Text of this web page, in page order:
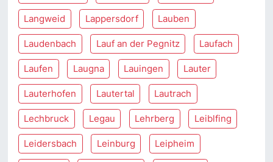
Langweid Lappersdorf Lauben
Laudenbach Lauf an der Pegnitz Laufach
Laufen Laugna Lauingen Lauter
Lauterhofen Lautertal Lautrach
Lechbruck Legau Lehrberg Leiblfing
Leidersbach Leinburg Leipheim